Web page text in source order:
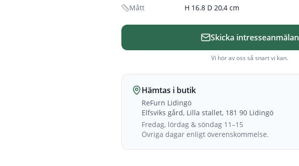
Mått
H 16.8 D 20,4 cm
Skicka intresseanmälan
Vi hör av oss så snart vi kan.
Hämtas i butik
ReFurn Lidingö
Elfsviks gård, Lilla stallet, 181 90 Lidingö
Fredag, lördag & söndag 11–15
Övriga dagar enligt överenskommelse.